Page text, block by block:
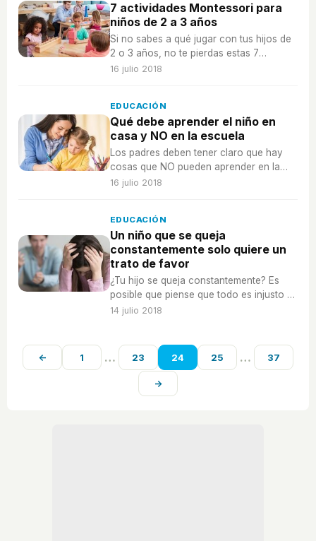
7 actividades Montessori para
niños de 2 a 3 años
Si no sabes a qué jugar con tus hijos de
2 o 3 años, no te pierdas estas 7
actividades Montessori para niños.
16 julio 2018
EDUCACIÓN
Qué debe aprender el niño en
casa y NO en la escuela
Los padres deben tener claro que hay
cosas que NO pueden aprender en la
escuela y es en casa donde deben
16 julio 2018
EDUCACIÓN
Un niño que se queja
constantemente solo quiere un
trato de favor
¿Tu hijo se queja constantemente? Es
posible que piense que todo es injusto o
quiera que le traten de forma especial.
14 julio 2018
← 1 … 23 24 25 … 37
→